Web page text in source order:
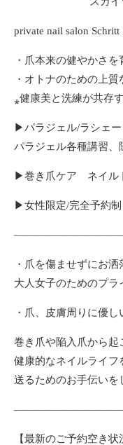
private nail salon
・爪本来の健やかさを
・オトナのための上
⁎健康美と洗練が共存
▶︎パラジェル/ラシェ
パラジェル各種講習、
▶︎巻き爪ケア ネイル
▶︎女性限定/完全予約制
・爪を傷ませずにお洒
大人女子のためのプラ
・爪、皮膚周りに優
巻き爪や陥入爪から起
健康的なネイルライフ
送るためのお手伝いを
【最新のご予約空き状